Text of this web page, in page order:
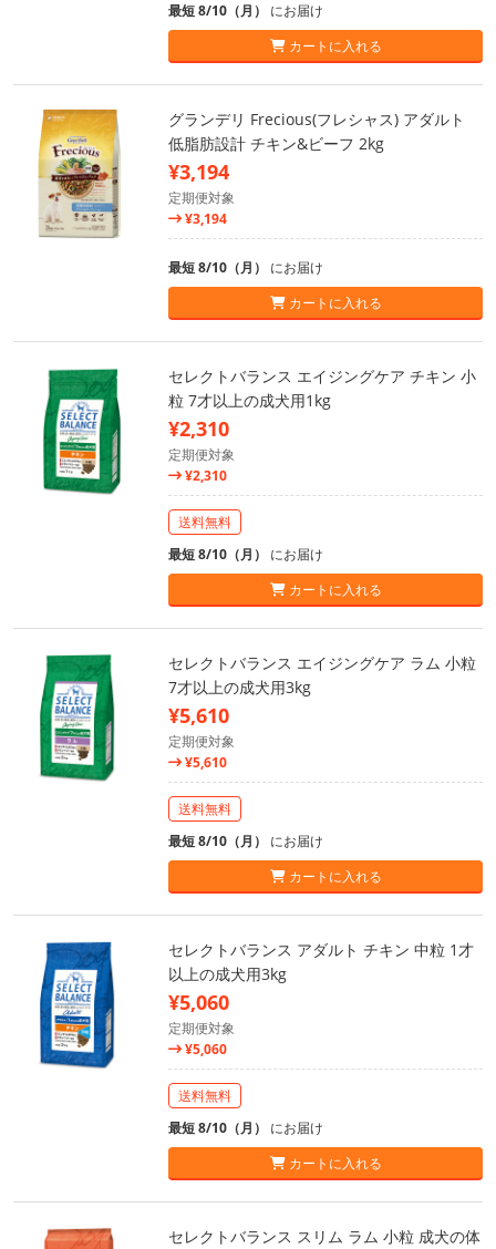
最短 8/10（月） にお届け
カートに入れる
グランデリ Frecious(フレシャス) アダルト
低脂肪設計 チキン&ビーフ 2kg
¥3,194
定期便対象
¥3,194
最短 8/10（月） にお届け
カートに入れる
セレクトバランス エイジングケア チキン 小
粒 7才以上の成犬用1kg
¥2,310
定期便対象
¥2,310
送料無料
最短 8/10（月） にお届け
カートに入れる
セレクトバランス エイジングケア ラム 小粒
7才以上の成犬用3kg
¥5,610
定期便対象
¥5,610
送料無料
最短 8/10（月） にお届け
カートに入れる
セレクトバランス アダルト チキン 中粒 1才
以上の成犬用3kg
¥5,060
定期便対象
¥5,060
送料無料
最短 8/10（月） にお届け
カートに入れる
セレクトバランス スリム ラム 小粒 成犬の体